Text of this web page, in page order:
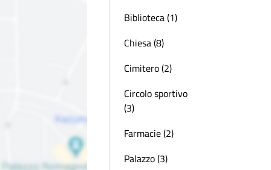
Biblioteca (1)
Chiesa (8)
Cimitero (2)
Circolo sportivo
(3)
Farmacie (2)
Palazzo (3)